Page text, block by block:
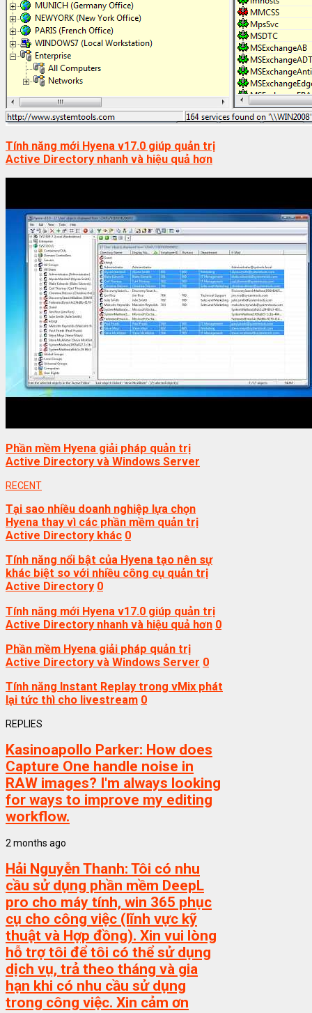
Tính năng mới Hyena v17.0 giúp quản trị
Active Directory nhanh và hiệu quả hơn
Phần mềm Hyena giải pháp quản trị
Active Directory và Windows Server
RECENT
Tại sao nhiều doanh nghiệp lựa chọn
Hyena thay vì các phần mềm quản trị
Active Directory khác 0
Tính năng nổi bật của Hyena tạo nên sự
khác biệt so với nhiều công cụ quản trị
Active Directory 0
Tính năng mới Hyena v17.0 giúp quản trị
Active Directory nhanh và hiệu quả hơn 0
Phần mềm Hyena giải pháp quản trị
Active Directory và Windows Server 0
Tính năng Instant Replay trong vMix phát
lại tức thì cho livestream 0
REPLIES
Kasinoapollo Parker: How does
Capture One handle noise in
RAW images? I'm always looking
for ways to improve my editing
workflow.
2 months ago
Hải Nguyễn Thanh: Tôi có nhu
cầu sử dụng phần mềm DeepL
pro cho máy tính, win 365 phục
cụ cho công việc (lĩnh vực kỹ
thuật và Hợp đồng). Xin vui lòng
hỗ trợ tôi để tôi có thể sử dụng
dịch vụ, trả theo tháng và gia
hạn khi có nhu cầu sử dụng
trong công việc. Xin cảm ơn